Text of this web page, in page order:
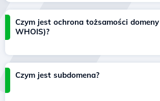
Czym jest ochrona tożsamości
WHOIS)?
Czym jest subdomena?